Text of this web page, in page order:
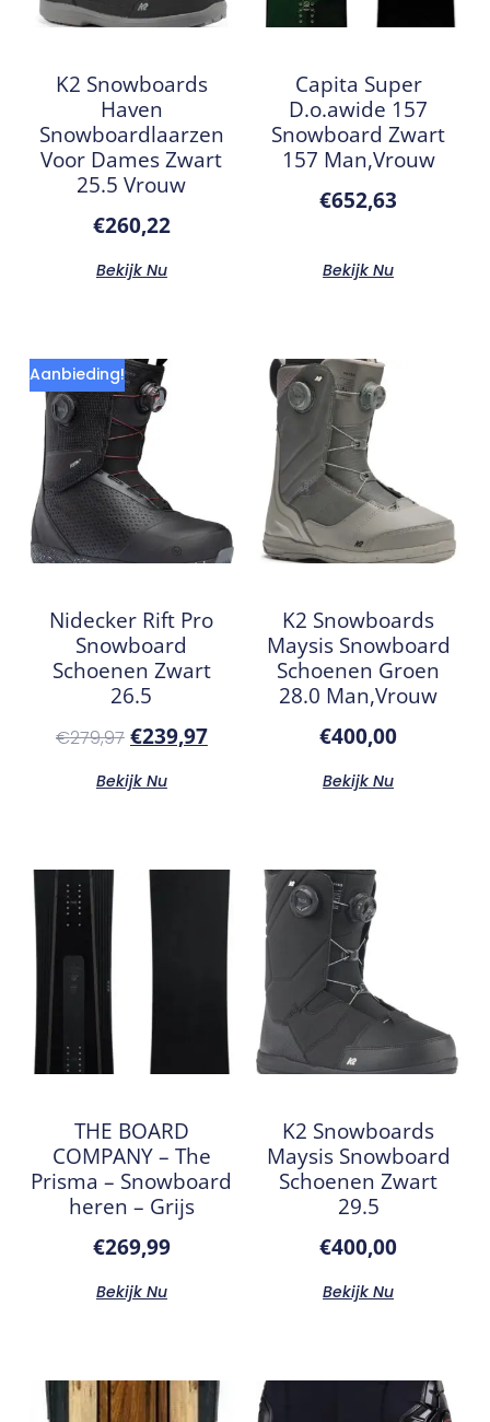
K2 Snowboards
Haven
Snowboardlaarzen
Voor Dames Zwart
25.5 Vrouw
€260,22
Bekijk Nu
Capita Super
D.o.awide 157
Snowboard Zwart
157 Man,Vrouw
€652,63
Bekijk Nu
Aanbieding!
Nidecker Rift Pro
Snowboard
Schoenen Zwart
26.5
€279,97 €239,97
Bekijk Nu
K2 Snowboards
Maysis Snowboard
Schoenen Groen
28.0 Man,Vrouw
€400,00
Bekijk Nu
THE BOARD
COMPANY – The
Prisma – Snowboard
heren – Grijs
€269,99
Bekijk Nu
K2 Snowboards
Maysis Snowboard
Schoenen Zwart
29.5
€400,00
Bekijk Nu